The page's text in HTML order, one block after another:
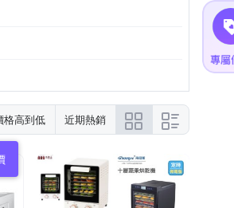
格高到低 近期熱銷